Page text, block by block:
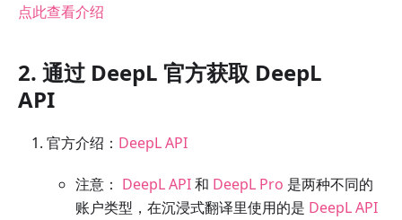
点此查看介绍
2. 通过 DeepL 官方获取 DeepL
API
官方介绍： DeepL API
注意： DeepL API和 DeepL Pro 是两种不同的
账户类型，在沉浸式翻译里使用的是 DeepL API